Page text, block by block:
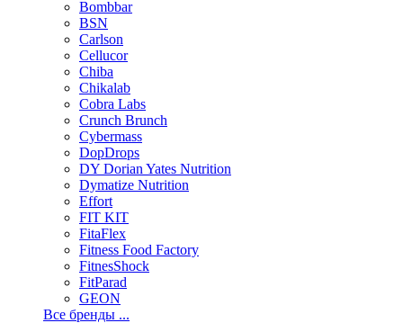
Bombbar
BSN
Carlson
Cellucor
Chiba
Chikalab
Cobra Labs
Crunch Brunch
Cybermass
DopDrops
DY Dorian Yates Nutrition
Dymatize Nutrition
Effort
FIT KIT
FitaFlex
Fitness Food Factory
FitnesShock
FitParad
GEON
Все бренды ...